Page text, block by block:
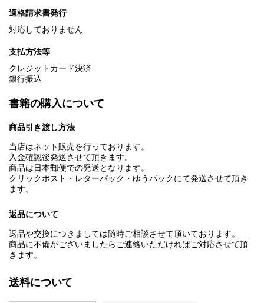
適格請求書発行
対応しておりません
支払方法等
クレジットカード決済
銀行振込
書籍の購入について
商品引き渡し方法
当店はネット販売を行っております。
入金確認後発送させて頂きます。
商品は日本郵便での発送となります。
クリックポスト・レターパック・ゆうパックにて発送させて頂き
ます。
返品について
返品や交換につきましては随時ご相談させて頂いております。
商品に不備がございましたらご連絡いただければご対応させて頂
きます。
送料について